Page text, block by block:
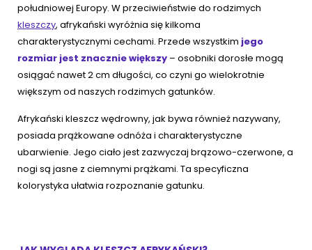
południowej Europy. W przeciwieństwie do rodzimych
kleszczy, afrykański wyróżnia się kilkoma
charakterystycznymi cechami. Przede wszystkim jego
rozmiar jest znacznie większy – osobniki dorosłe mogą
osiągać nawet 2 cm długości, co czyni go wielokrotnie
większym od naszych rodzimych gatunków.
Afrykański kleszcz wędrowny, jak bywa również nazywany,
posiada prążkowane odnóża i charakterystyczne
ubarwienie. Jego ciało jest zazwyczaj brązowo-czerwone, a
nogi są jasne z ciemnymi prążkami. Ta specyficzna
kolorystyka ułatwia rozpoznanie gatunku.